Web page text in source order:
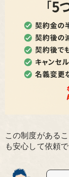
この制度がある
も安心して依頼で